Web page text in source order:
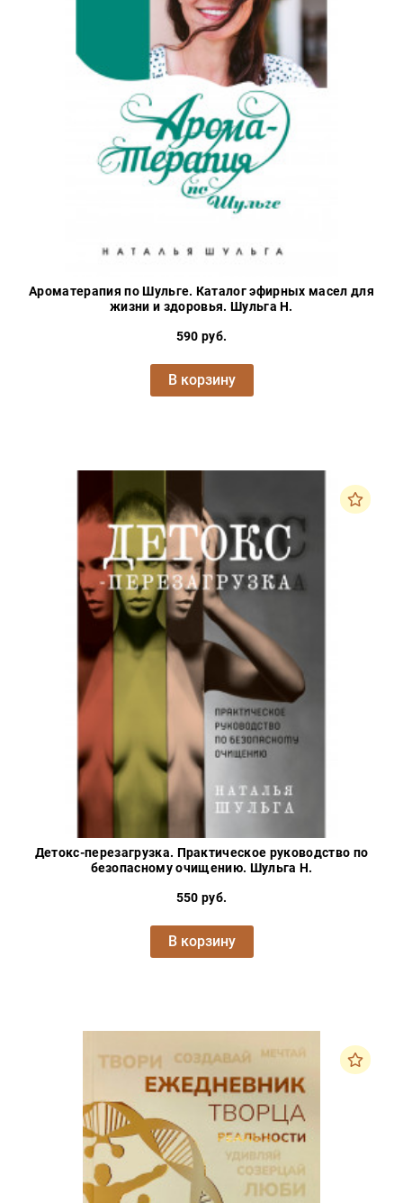
Ароматерапия по Шульге. Каталог эфирных масел для
жизни и здоровья. Шульга Н.
590 руб.
В корзину
Детокс-перезагрузка. Практическое руководство по
безопасному очищению. Шульга Н.
550 руб.
В корзину